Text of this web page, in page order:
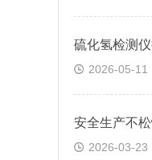
2026-05-11
2026-03-23